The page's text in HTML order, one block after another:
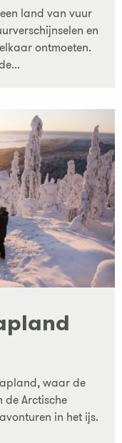
land van vuur
en
ontmoeten.
waar de
de Arctische
in het ijs.